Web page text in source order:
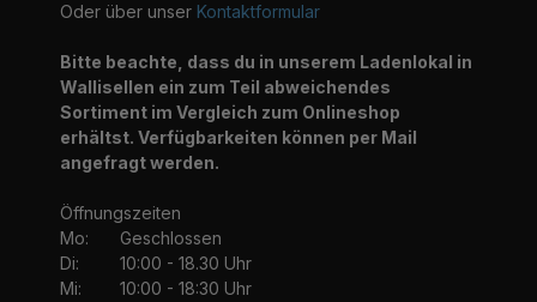
Oder über unser Kontaktformular
Bitte beachte, dass du in unserem Ladenlokal in
Wallisellen ein zum Teil abweichendes
Sortiment im Vergleich zum Onlineshop
erhältst. Verfügbarkeiten können per Mail
angefragt werden.
Öffnungszeiten
Mo:
Geschlossen
Di:
10:00 - 18.30 Uhr
Mi:
10:00 - 18:30 Uhr